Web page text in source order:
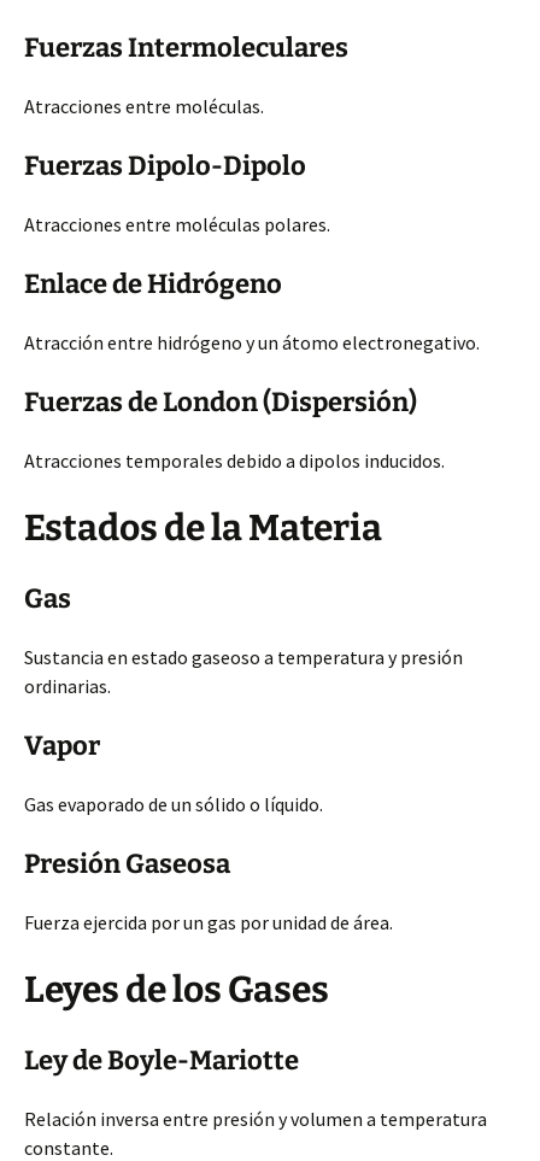
Fuerzas Intermoleculares
Atracciones entre moléculas.
Fuerzas Dipolo-Dipolo
Atracciones entre moléculas polares.
Enlace de Hidrógeno
Atracción entre hidrógeno y un átomo electronegativo.
Fuerzas de London (Dispersión)
Atracciones temporales debido a dipolos inducidos.
Estados de la Materia
Gas
Sustancia en estado gaseoso a temperatura y presión
ordinarias.
Vapor
Gas evaporado de un sólido o líquido.
Presión Gaseosa
Fuerza ejercida por un gas por unidad de área.
Leyes de los Gases
Ley de Boyle-Mariotte
Relación inversa entre presión y volumen a temperatura
constante.